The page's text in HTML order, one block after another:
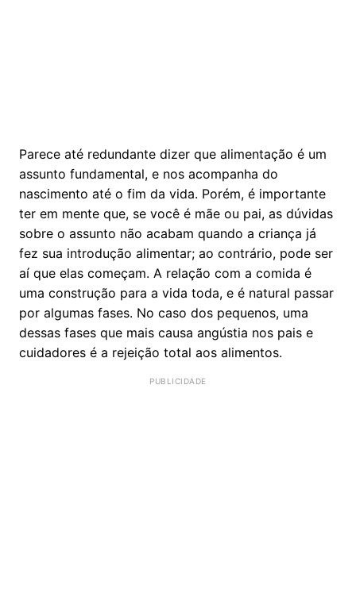
Parece até redundante dizer que alimentação é um
assunto fundamental, e nos acompanha do
nascimento até o fim da vida. Porém, é importante
ter em mente que, se você é mãe ou pai, as dúvidas
sobre o assunto não acabam quando a criança já
fez sua introdução alimentar; ao contrário, pode ser
aí que elas começam. A relação com a comida é
uma construção para a vida toda, e é natural passar
por algumas fases. No caso dos pequenos, uma
dessas fases que mais causa angústia nos pais e
cuidadores é a rejeição total aos alimentos.